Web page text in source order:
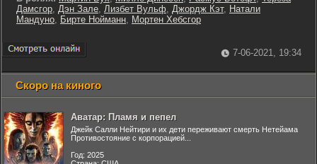
Дамсгор, Дэн Зале, Лизбет Вульф, Джордж Кэт, Натали
Мандуно, Бирте Нойманн, Мортен Хебсгор
7-06-2021, 19:34
Скоро на киного
Аватар: Пламя и пепел
Джейк Салли Нейтири и их дети переживают смерть Нетейама
Противостояние с корпорацией...
Год: 2025